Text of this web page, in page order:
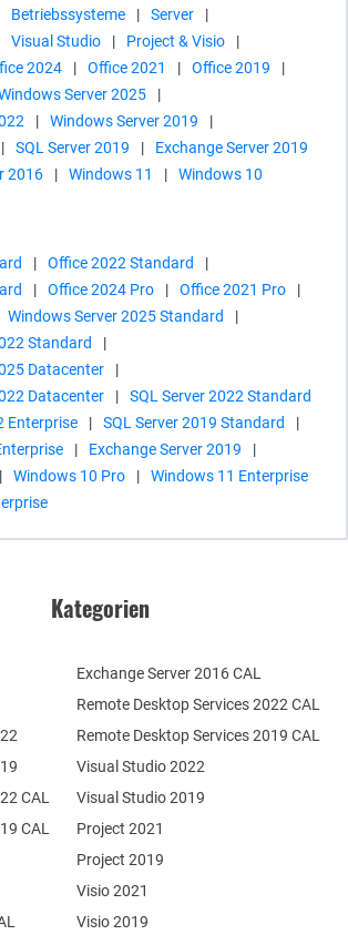
Betriebssysteme | Server
|
Visual Studio | Project & Visio
|
2024 | Office 2021 | Office 2019
|
Server 2025
|
| Windows Server 2019
|
| SQL Server 2019 |
Exchange Server 2019
2016 | Windows 11 | Windows 10
| Office 2022 Standard
|
| Office 2024 Pro | Office 2021 Pro
|
Windows Server 2025 Standard
|
Standard
|
Datacenter
|
Datacenter
|
SQL Server 2022 Standard
Enterprise | SQL Server 2019 Standard
|
| Exchange Server 2019
|
| Windows 10 Pro |
Windows 11 Enterprise
Kategorien
CAL
CAL
Remote Desktop Services 2022 CAL
Remote Desktop Services 2019 CAL
Exchange Server 2016 CAL
Visual Studio 2022
Visual Studio 2019
Project 2021
Project 2019
Visio 2021
Visio 2019